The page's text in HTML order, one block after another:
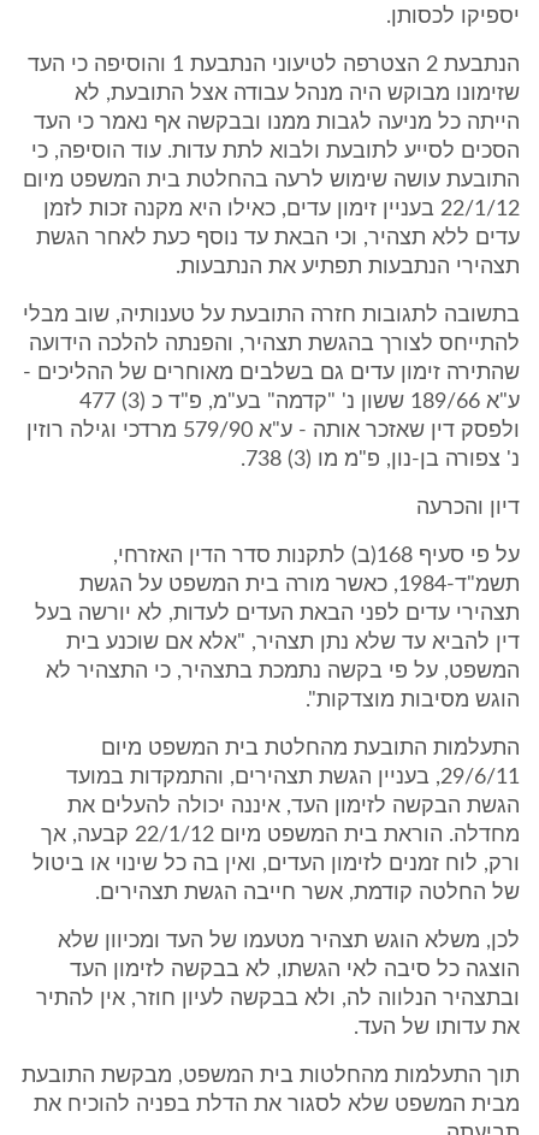
יספיקו לכסותן.
הנתבעת 2 הצטרפה לטיעוני הנתבעת 1 והוסיפה כי העד
שזימונו מבוקש היה מנהל עבודה אצל התובעת, לא
הייתה כל מניעה לגבות ממנו ובבקשה אף נאמר כי העד
הסכים לסייע לתובעת ולבוא לתת עדות. עוד הוסיפה, כי
התובעת עושה שימוש לרעה בהחלטת בית המשפט מיום
22/1/12 בעניין זימון עדים, כאילו היא מקנה זכות לזמן
עדים ללא תצהיר, וכי הבאת עד נוסף כעת לאחר הגשת
תצהירי הנתבעות תפתיע את הנתבעות.
בתשובה לתגובות חזרה התובעת על טענותיה, שוב מבלי
להתייחס לצורך בהגשת תצהיר, והפנתה להלכה הידועה
שהתירה זימון עדים גם בשלבים מאוחרים של ההליכים -
ע"א 189/66 ששון נ' "קדמה" בע"מ, פ"ד כ (3) 477
ולפסק דין שאזכר אותה - ע"א 579/90 מרדכי וגילה רוזין
נ' צפורה בן-נון, פ"מ מו (3) 738.
דיון והכרעה
על פי סעיף 168(ב) לתקנות סדר הדין האזרחי,
תשמ"ד-1984, כאשר מורה בית המשפט על הגשת
תצהירי עדים לפני הבאת העדים לעדות, לא יורשה בעל
דין להביא עד שלא נתן תצהיר, "אלא אם שוכנע בית
המשפט, על פי בקשה נתמכת בתצהיר, כי התצהיר לא
הוגש מסיבות מוצדקות".
התעלמות התובעת מהחלטת בית המשפט מיום
29/6/11, בעניין הגשת תצהירים, והתמקדות במועד
הגשת הבקשה לזימון העד, איננה יכולה להעלים את
מחדלה. הוראת בית המשפט מיום 22/1/12 קבעה, אך
ורק, לוח זמנים לזימון העדים, ואין בה כל שינוי או ביטול
של החלטה קודמת, אשר חייבה הגשת תצהירים.
לכן, משלא הוגש תצהיר מטעמו של העד ומכיוון שלא
הוצגה כל סיבה לאי הגשתו, לא בבקשה לזימון העד
ובתצהיר הנלווה לה, ולא בבקשה לעיון חוזר, אין להתיר
את עדותו של העד.
תוך התעלמות מהחלטות בית המשפט, מבקשת התובעת
מבית המשפט שלא לסגור את הדלת בפניה להוכיח את